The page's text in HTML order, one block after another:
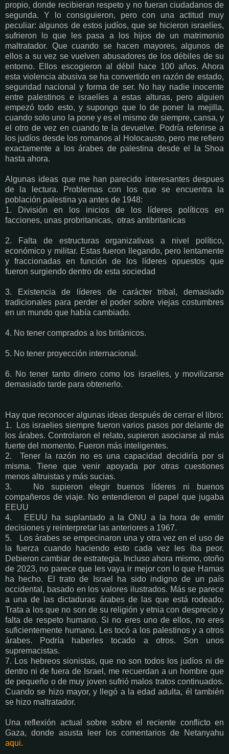
propio, donde recibieran respeto y no fueran ciudadanos de
segunda. Y lo consiguieron, pero con una actitud muy
peculiar: algunos de estos judíos, que se hicieron israelíes,
sufrieron lo que les pasa a los hijos de un matrimonio
maltratador. Que cuando se hacen mayores, algunos de
ellos a su vez se vuelven abusadores de los débiles de su
entorno. Ellos escogieron al débil hace 100 años. Ahora
esta violencia abusiva se ha convertido en razón de estado,
seguridad nacional y forma de ser. No hay nadie inocente
entre palestinos e israelíes a estas alturas, pero alguien
empezó todo esto, y supongo que lo de poner la mejilla,
cuando solo uno la pone y es el mismo de siempre, cansa, y
el otro de vez en cuando te la devuelve. Podría referirse a
los judíos desde los romanos al Holocausto, pero me refiero
exactamente a los árabes de palestina desde el la Shoa
hasta ahora.
Algunas ideas que me han parecido interesantes despues
de la lectura. Problemas con los que se encuentra la
población palestina ya antes de 1948:
1. División en los inicios de los líderes políticos en
facciones, unas probritanicas, otras antibritanicas
2. Falta de estructuras organizativas a nivel político,
económico y militar. Estas fueron llegando, pero lentamente
y fraccionadas en función de los líderes opuestos que
fueron surgiendo dentro de esta sociedad
3. Existencia de líderes de carácter tribal, demasiado
tradicionales para perder el poder sobre viejas costumbres
en un mundo que había cambiado.
4. No tener comprados a los británicos.
5. No tener proyección internacional.
6. No tener tanto dinero como los israelies, y movilizarse
demasiado tarde para obtenerlo.
Hay que reconocer algunas ideas después de cerrar el libro:
1. Los israelies siempre fueron varios pasos por delante de
los árabes. Controlaron el relato, supieron asociarse al más
fuerte del momento. Fueron más inteligentes.
2. Tener la razón no es una capacidad decidiría por si
misma. Tiene que venir apoyada por otras cuestiones
menos altruistas y más sucias.
3. No supieron elegir buenos líderes ni buenos
compañeros de viaje. No entendieron el papel que jugaba
EEUU
4. EEUU ha suplantado a la ONU a la hora de emitir
decisiones y reinterpretar las anteriores a 1967.
5. Los árabes se empecinaron una y otra vez en el uso de
la fuerza cuando haciendo esto cada vez les iba peor.
Debieron cambiar de estrategia. Incluso ahora mismo, otoño
de 2023, no parece que les vaya ir mejor con lo que Hamas
ha hecho. El trato de Israel ha sido indigno de un país
occidental, basado en los valores ilustrados. Más se parece
a una de las dictaduras árabes de las que está rodeado.
Trata a los que no son de su religión y etnia con desprecio y
falta de respeto humano. Si no eres uno de ellos, no eres
suficientemente humano. Les tocó a los palestinos y a otros
árabes. Podría haberles tocado a otros. Son unos
supremacistas.
7. Los hebreos sionistas, que no son todos los judíos ni de
dentro ni de fuera de Israel, me recuerdan a un hombre que
de pequeño o de muy joven sufrió malos tratos continuados.
Cuando se hizo mayor, y llegó a la edad adulta, él también
se hizo maltratador.
Una reflexión actual sobre sobre el reciente conflicto en
Gaza, donde asusta leer los comentarios de Netanyahu
aqui.